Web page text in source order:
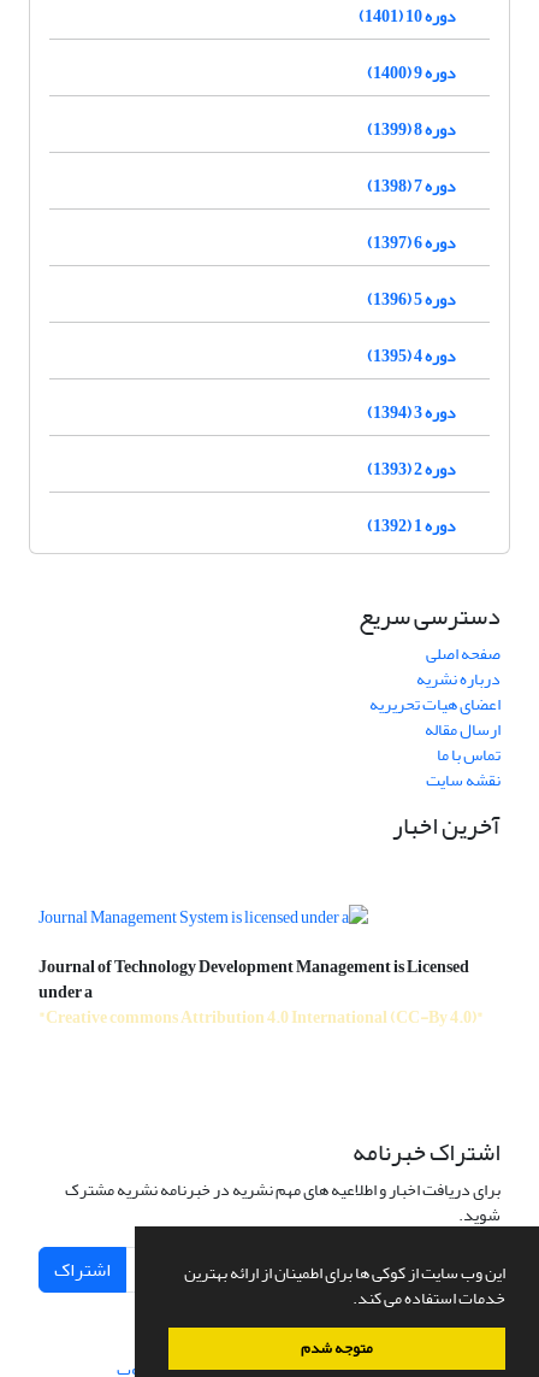
این وب سایت از کوکی ها برای اطمینان از ارائه بهترین
خدمات استفاده می کند.
متوجه شدم
دوره 10 (1401)
دوره 9 (1400)
دوره 8 (1399)
دوره 7 (1398)
دوره 6 (1397)
دوره 5 (1396)
دوره 4 (1395)
دوره 3 (1394)
دوره 2 (1393)
دوره 1 (1392)
دسترسی سریع
صفحه اصلی
درباره نشریه
اعضای هیات تحریریه
ارسال مقاله
تماس با ما
نقشه سایت
آخرین اخبار
Journal of Technology Development Management is Licensed
under a
"Creative commons Attribution 4.0 International (CC-By 4.0)"
اشتراک خبرنامه
برای دریافت اخبار و اطلاعیه های مهم نشریه در خبرنامه نشریه مشترک
شوید.
اشتراک
سامانه مدیریت نشریات علمی.طراحی و پیاده سازی از سیناوب